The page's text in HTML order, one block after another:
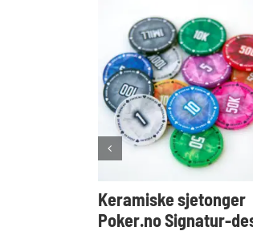
KJØP
Detaljer
Keramiske sjetonger
Poker.no Signatur-